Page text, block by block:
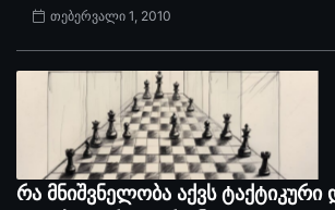
თებერვალი 1, 2010
რა მნიშვნელობა აქვს ტაქტიკური